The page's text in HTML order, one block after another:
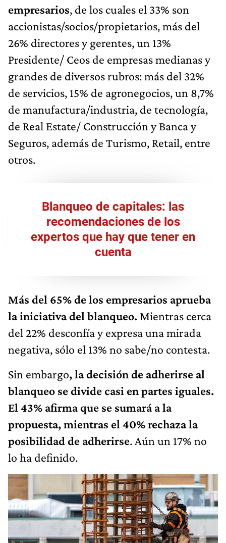
empresarios, de los cuales el 33% son
accionistas/socios/propietarios, más del
26% directores y gerentes, un 13%
Presidente/ Ceos de empresas medianas y
grandes de diversos rubros: más del 32%
de servicios, 15% de agronegocios, un 8,7%
de manufactura/industria, de tecnología,
de Real Estate/ Construcción y Banca y
Seguros, además de Turismo, Retail, entre
otros.
Blanqueo de capitales: las
recomendaciones de los
expertos que hay que tener en
cuenta
Más del 65% de los empresarios aprueba
la iniciativa del blanqueo. Mientras cerca
del 22% desconfía y expresa una mirada
negativa, sólo el 13% no sabe/no contesta.
Sin embargo, la decisión de adherirse al
blanqueo se divide casi en partes iguales.
El 43% afirma que se sumará a la
propuesta, mientras el 40% rechaza la
posibilidad de adherirse. Aún un 17% no
lo ha definido.